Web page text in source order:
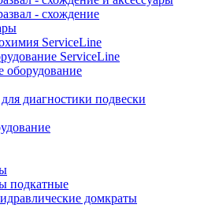
- схождение
ServiceLine
ServiceLine
оборудование
диагностики подвески
подкатные
домкраты